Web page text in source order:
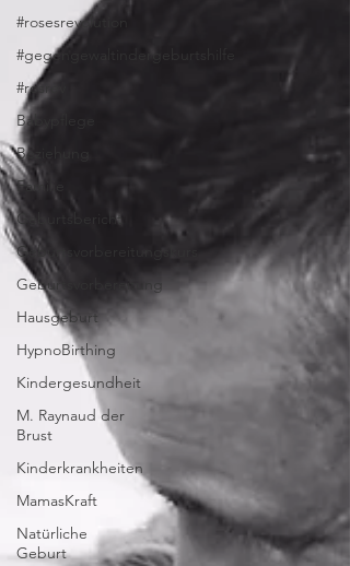
#rosesrevolution
#gegengewaltindergeburtshilfe
#rosrev
Babypflege
Beziehung
Familie
Geburtsbericht
Geburtsvorbereitungskurs
Geburtsvorbereitung
Hausgeburt
HypnoBirthing
Kindergesundheit
M. Raynaud der
Brust
Kinderkrankheiten
MamasKraft
Natürliche
Geburt